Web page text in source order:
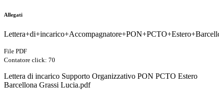
Allegati
File PDF
Contatore click: 70
Lettera di incarico Supporto Organizzativo PON PCTO Estero
Barcellona Grassi Lucia.pdf